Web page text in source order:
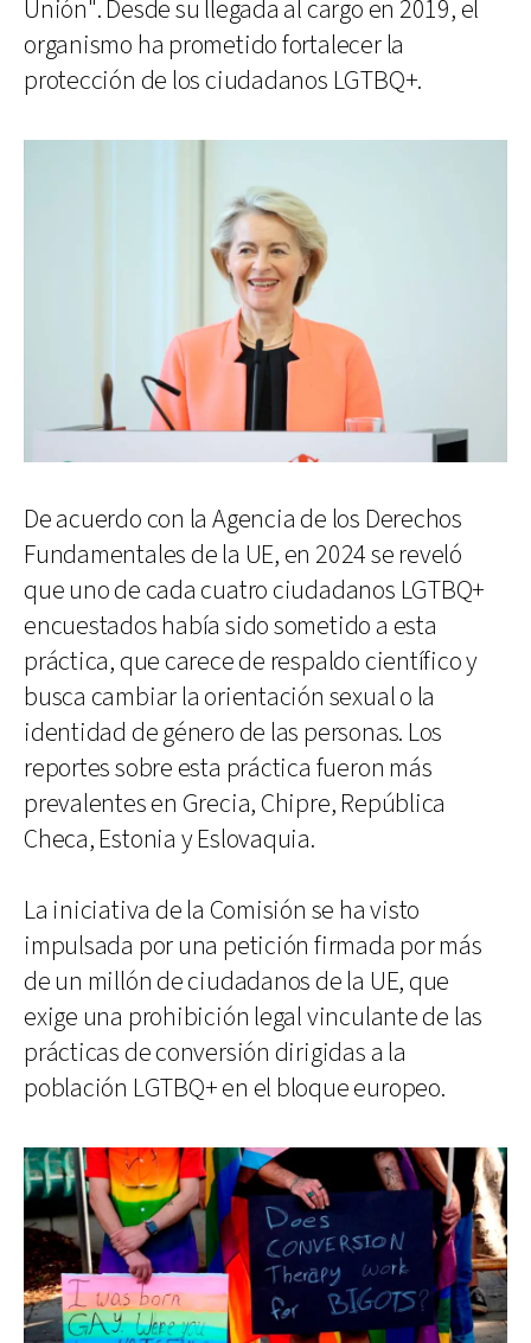
Unión". Desde su llegada al cargo en 2019, el
organismo ha prometido fortalecer la
protección de los ciudadanos LGTBQ+.
De acuerdo con la Agencia de los Derechos
Fundamentales de la UE, en 2024 se reveló
que uno de cada cuatro ciudadanos LGTBQ+
encuestados había sido sometido a esta
práctica, que carece de respaldo científico y
busca cambiar la orientación sexual o la
identidad de género de las personas. Los
reportes sobre esta práctica fueron más
prevalentes en Grecia, Chipre, República
Checa, Estonia y Eslovaquia.
La iniciativa de la Comisión se ha visto
impulsada por una petición firmada por más
de un millón de ciudadanos de la UE, que
exige una prohibición legal vinculante de las
prácticas de conversión dirigidas a la
población LGTBQ+ en el bloque europeo.